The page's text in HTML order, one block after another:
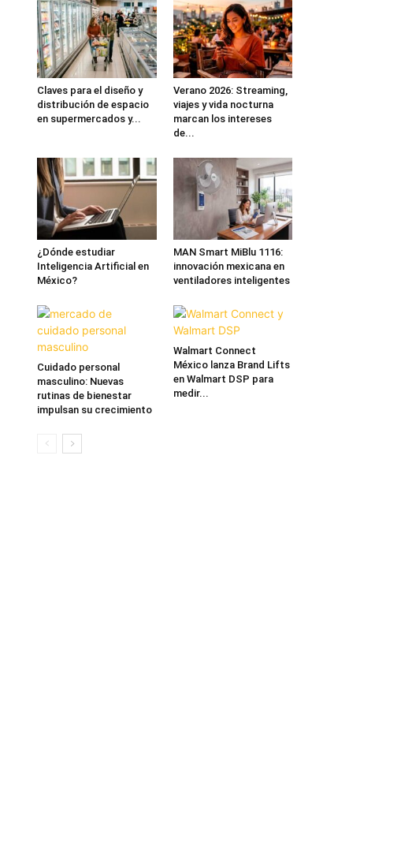
Claves para el diseño y
distribución de espacio
en supermercados y...
Verano 2026: Streaming,
viajes y vida nocturna
marcan los intereses
de...
¿Dónde estudiar
Inteligencia Artificial en
México?
MAN Smart MiBlu 1116:
innovación mexicana en
ventiladores inteligentes
Cuidado personal
masculino: Nuevas
rutinas de bienestar
impulsan su crecimiento
Walmart Connect
México lanza Brand Lifts
en Walmart DSP para
medir...